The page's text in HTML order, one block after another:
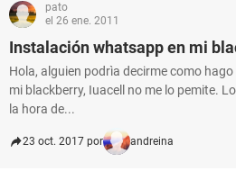
pato
el 26 ene. 2011
Instalación whatsapp en mi
Hola, alguien podrìa decirme como
mi blackberry, Iuacell no me lo pemite.
la hora de...
23 oct. 2017 por andreina